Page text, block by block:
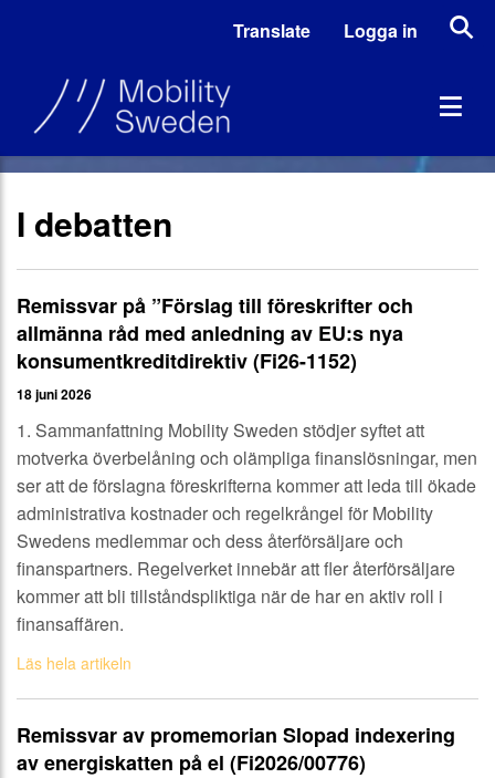
Translate Logga in
I debatten
Remissvar på ”Förslag till föreskrifter och
allmänna råd med anledning av EU:s nya
konsumentkreditdirektiv (Fi26-1152)
18 juni 2026
1. Sammanfattning Mobility Sweden stödjer syftet att
motverka överbelåning och olämpliga finanslösningar, men
ser att de förslagna föreskrifterna kommer att leda till ökade
administrativa kostnader och regelkrångel för Mobility
Swedens medlemmar och dess återförsäljare och
finanspartners. Regelverket innebär att fler återförsäljare
kommer att bli tillståndspliktiga när de har en aktiv roll i
finansaffären.
Läs hela artikeln
Remissvar av promemorian Slopad indexering
av energiskatten på el (Fi2026/00776)